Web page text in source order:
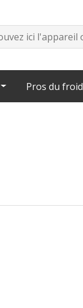
Pros du froid